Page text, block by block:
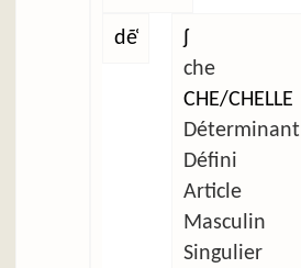
dẽ̜
ʃ
che
CHE/CHELLE
Déterminant
Défini
Article
Masculin
Singulier